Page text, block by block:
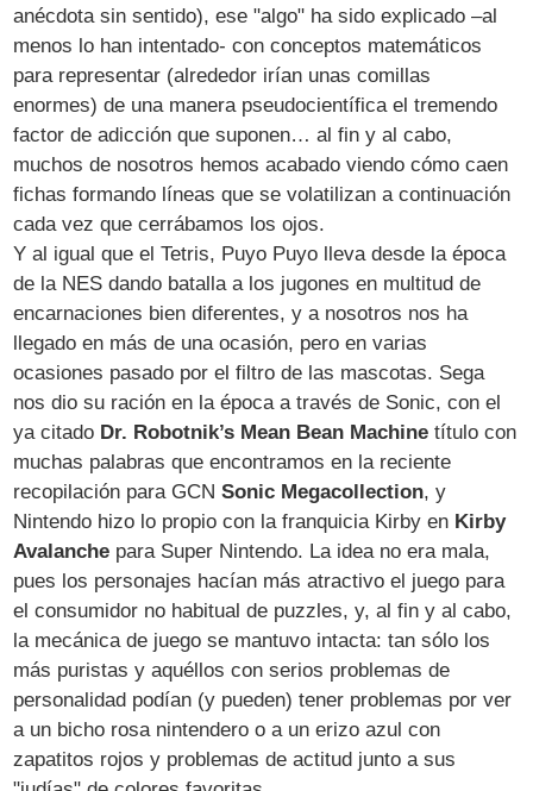
anécdota sin sentido), ese "algo" ha sido explicado –al
menos lo han intentado- con conceptos matemáticos
para representar (alrededor irían unas comillas
enormes) de una manera pseudocientífica el tremendo
factor de adicción que suponen… al fin y al cabo,
muchos de nosotros hemos acabado viendo cómo caen
fichas formando líneas que se volatilizan a continuación
cada vez que cerrábamos los ojos.
Y al igual que el Tetris, Puyo Puyo lleva desde la época
de la NES dando batalla a los jugones en multitud de
encarnaciones bien diferentes, y a nosotros nos ha
llegado en más de una ocasión, pero en varias
ocasiones pasado por el filtro de las mascotas. Sega
nos dio su ración en la época a través de Sonic, con el
ya citado Dr. Robotnik’s Mean Bean Machine título con
muchas palabras que encontramos en la reciente
recopilación para GCNSonic Megacollection, y
Nintendo hizo lo propio con la franquicia Kirby en Kirby
Avalanche para Super Nintendo. La idea no era mala,
pues los personajes hacían más atractivo el juego para
el consumidor no habitual de puzzles, y, al fin y al cabo,
la mecánica de juego se mantuvo intacta: tan sólo los
más puristas y aquéllos con serios problemas de
personalidad podían (y pueden) tener problemas por ver
a un bicho rosa nintendero o a un erizo azul con
zapatitos rojos y problemas de actitud junto a sus